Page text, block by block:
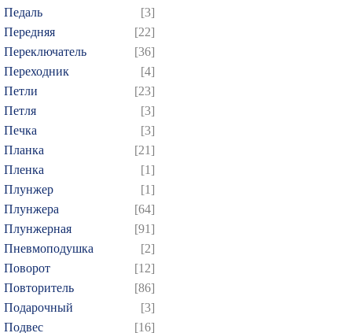
Педаль
[3]
Передняя
[22]
Переключатель
[36]
Переходник
[4]
Петли
[23]
Петля
[3]
Печка
[3]
Планка
[21]
Пленка
[1]
Плунжер
[1]
Плунжера
[64]
Плунжерная
[91]
Пневмоподушка
[2]
Поворот
[12]
Повторитель
[86]
Подарочный
[3]
Подвес
[16]